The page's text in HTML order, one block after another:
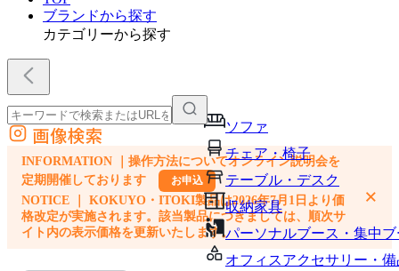
ブランドから探す
カテゴリーから探す
ソファ
チェア・椅子
テーブル・デスク
収納家具
パーソナルブース・集中
オフィスアクセサリー・備
外部サイトの商品をカートに追加
他のサイトで見つけた商品ページのURLを貼り付けて、カートに追加できます
画像検索
INFORMATION ｜操作方法についてオンライン説明会を
定期開催しております
お申込
NOTICE ｜ KOKUYO・ITOKI製品は2026年7月1日より価
格改定が実施されます。該当製品につきましては、順次サ
イト内の表示価格を更新いたします。
×